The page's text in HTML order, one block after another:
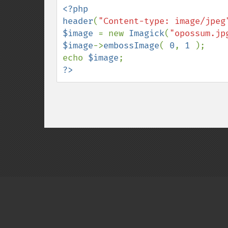
<?php
header( "Content-type: image/
$image = new Imagick(
$image->embossImage( 0, 1
);
echo $image
?>